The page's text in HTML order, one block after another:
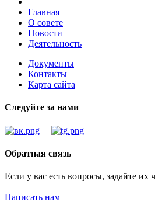
Главная
О совете
Новости
Деятельность
Документы
Контакты
Карта сайта
Следуйте за нами
Обратная связь
Если у вас есть вопросы, задайте
Написать нам